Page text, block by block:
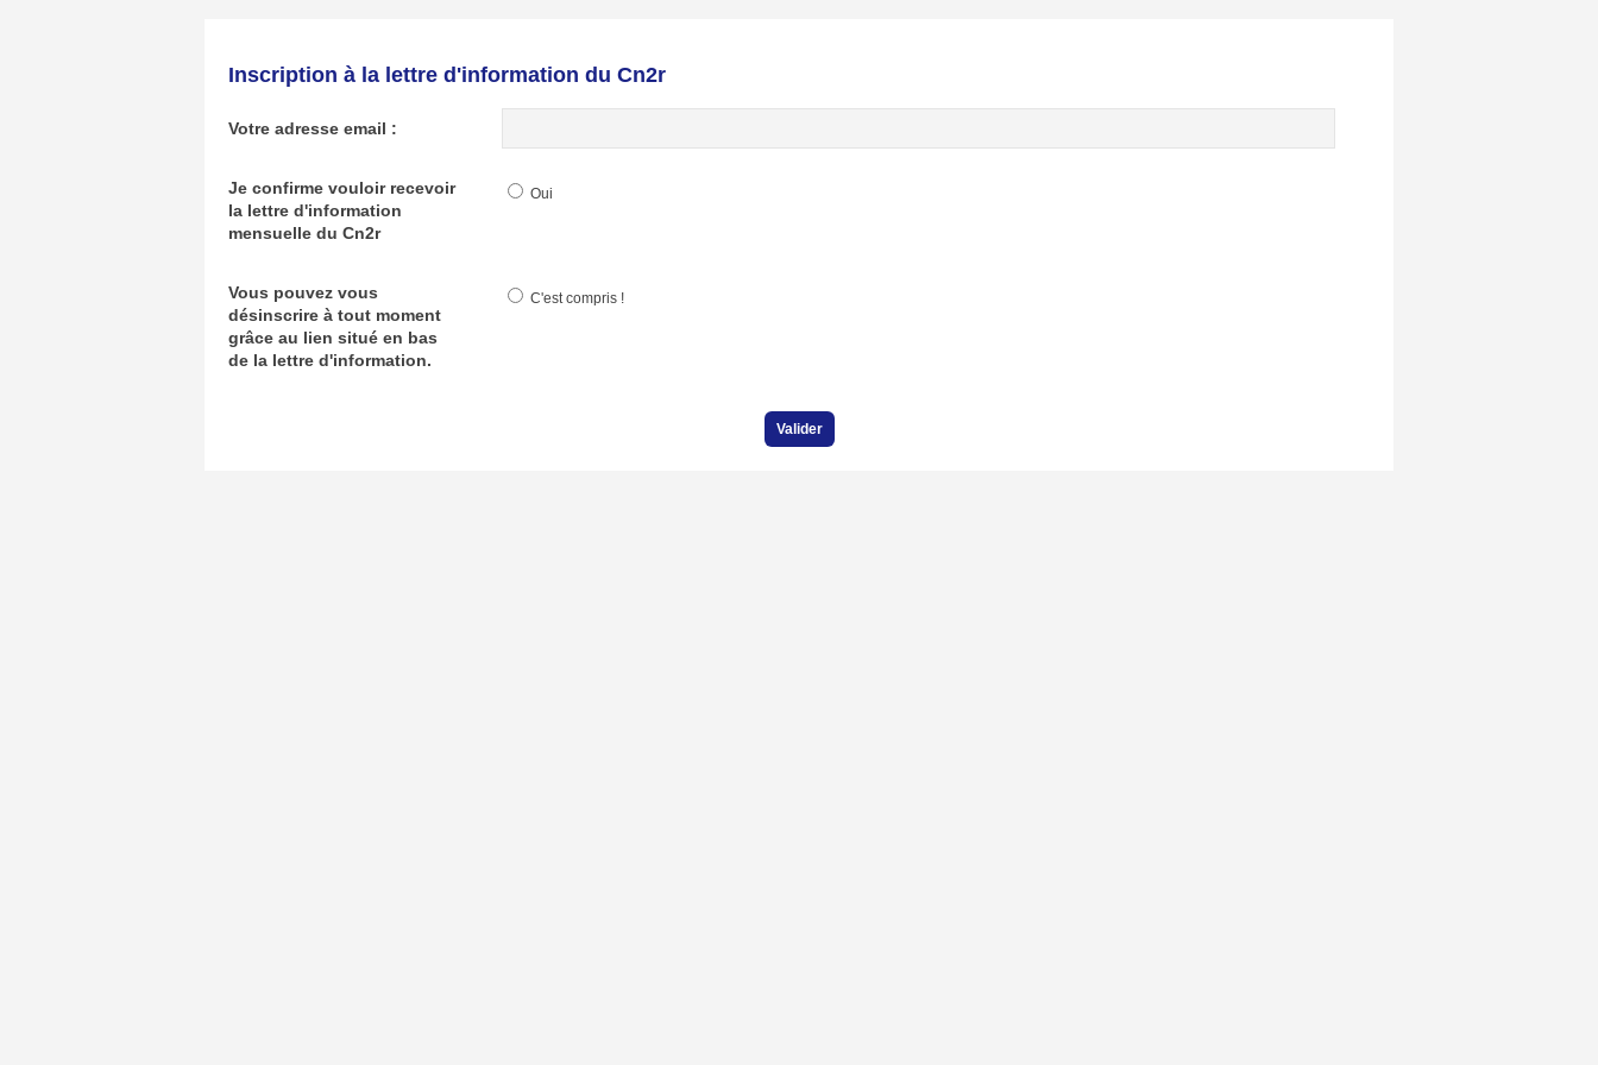
Inscription à la lettre d'information du Cn2r
Votre adresse email :
Je confirme vouloir recevoir
la lettre d'information
mensuelle du Cn2r
Oui
Vous pouvez vous
désinscrire à tout moment
grâce au lien situé en bas
de la lettre d'information.
C'est compris !
Valider